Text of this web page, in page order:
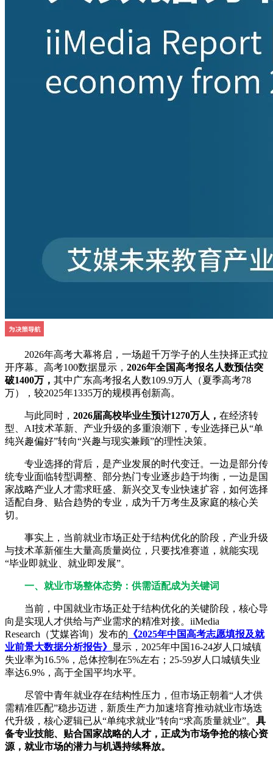
2026年高考大幕将启，一场超千万学子的人生抉择正式拉
开序幕。高考100数据显示， 2026年全国高考报名人数预估突
破1400万， 其中广东高考报名人数109.9万人（夏季高考78
万），较2025年1335万的规模再创新高。
与此同时， 2026届高校毕业生预计1270万人， 在经济转
型、AI技术革新、产业升级的多重浪潮下，专业选择已从“单
纯兴趣偏好”转向“兴趣与现实兼顾”的理性决策。
专业选择的背后，是产业发展的时代变迁。一边是部分传
统专业面临转型调整、部分热门专业逐步趋于均衡，一边是国
家战略产业人才需求旺盛、新兴交叉专业快速扩容，如何选择
适配自身、贴合趋势的专业，成为千万考生及家庭的核心关
切。
事实上，当前就业市场正处于结构优化的阶段，产业升级
与技术革新催生大量高质量岗位，只要找准赛道，就能实现
“毕业即就业、就业即发展”。
一、就业市场整体态势：供需适配成为关键词
当前，中国就业市场正处于结构优化的关键阶段，核心导
向是实现人才供给与产业需求的精准对接。iiMedia
Research（艾媒咨询）发布的 《2025年中国高考志愿填报及就
业前景大数据分析报告》 显示，2025年中国16-24岁人口城镇
失业率为16.5%，总体控制在5%左右；25-59岁人口城镇失业
率达6.9%，高于全国平均水平。
尽管中青年就业存在结构性压力，但市场正朝着“人才供
需精准匹配”稳步迈进，新质生产力加速培育推动就业市场迭
代升级，核心逻辑已从“单纯求就业”转向“求高质量就业”。 具
备专业技能、贴合国家战略的人才，正成为市场争抢的核心资
源，就业市场的潜力与机遇持续释放。